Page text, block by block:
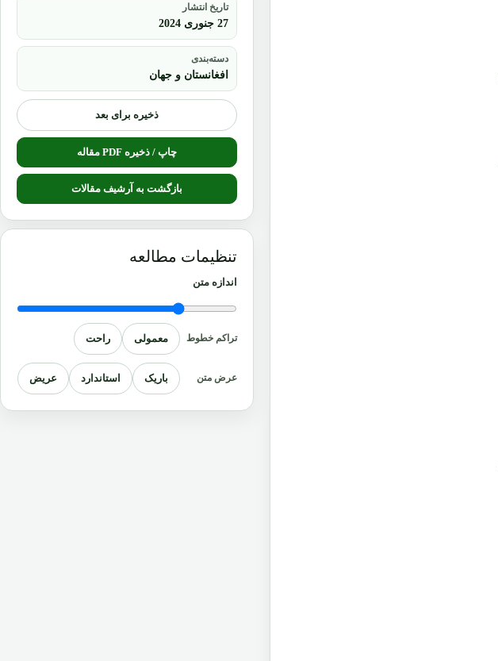
تاریخ انتشار
27 جنوری 2024
دسته‌بندی
افغانستان و جهان
ذخیره برای بعد
چاپ / ذخیره PDF مقاله
بازگشت به آرشیف مقالات
تنظیمات مطالعه
اندازه متن
تراکم خطوط معمولی راحت
عرض متن باریک استاندارد عریض